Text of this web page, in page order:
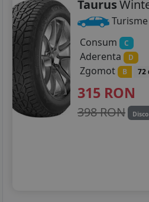
Taurus
Turisme
Consum
C
Aderenta D
Zgomot B 72
315 RON
398 RON